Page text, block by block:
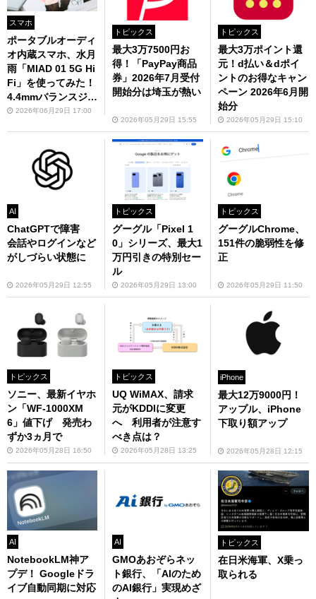
スマホ
ポータブルオーディ
オ内蔵スマホ、水月
雨「MIAD 01 5G Hi
Fi」を使ってみた！
4.4mmバランスジャ
ック対応、有線イヤ
2026年06月29日 17:00
トピックス
最大3万7500円お
得！「PayPay商品
券」2026年7月受付
開始分は埼玉が熱い
2026年05月29日 15:55
トピックス
最大3万ポイント還
元！d払い＆dポイ
ントのお得なキャン
ペーン 2026年6月開
始分
2026年05月29日 15:10
AI
ChatGPTで障害
会話やログインなど
がしづらい状態に
2026年05月29日 12:55
トピックス
グーグル「Pixel 1
0」シリーズ、最大1
万円引きの特別セー
ル
2026年05月29日 13:00
トピックス
グーグルChrome、
151件の脆弱性を修
正
2026年05月29日 11:50
トピックス
ソニー、最新イヤホ
ン「WF-1000XM
6」値下げ 発売わ
ずか3ヵ月で
2026年05月28日 16:50
トピックス
UQ WiMAX、請求
元がKDDIに変更
へ 利用者が注意す
べき点は？
2026年05月28日 13:25
iPhone
最大12万9000円！
アップル、iPhone
下取り額アップ
2026年05月28日 12:15
AI
NotebookLM神ア
プデ！ Googleドラ
イブ自動同期に対応
AI
GMOあおぞらネッ
ト銀行、「AIのため
のAI銀行」実現めざ
トピックス
在日米海軍、X乗っ
取られる